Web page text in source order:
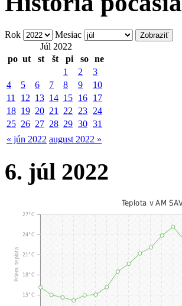
Rok
Mesiac
Júl 2022
po ut st št pi so ne
« jún 2022 august 2022 »
1 2
3
4
5 6 7 8 9
10
11
12 13 14 15 16 17
18 19 20 21 22 23 24
25 26 27 28 29 30 31
6. júl 2022